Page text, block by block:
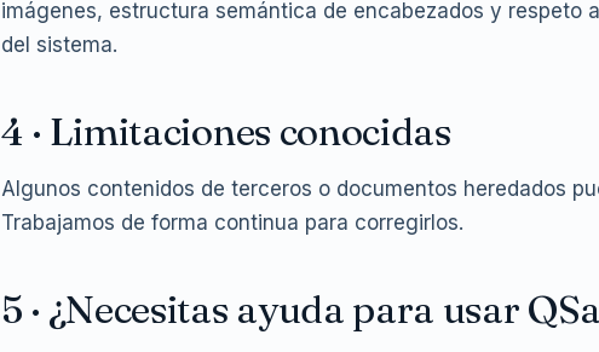
imágenes, estructura semántica de encabezados y respeto
del sistema.
4 · Limitaciones conocidas
Algunos contenidos de terceros o documentos heredados
Trabajamos de forma continua para corregirlos.
5 · ¿Necesitas ayuda para usar